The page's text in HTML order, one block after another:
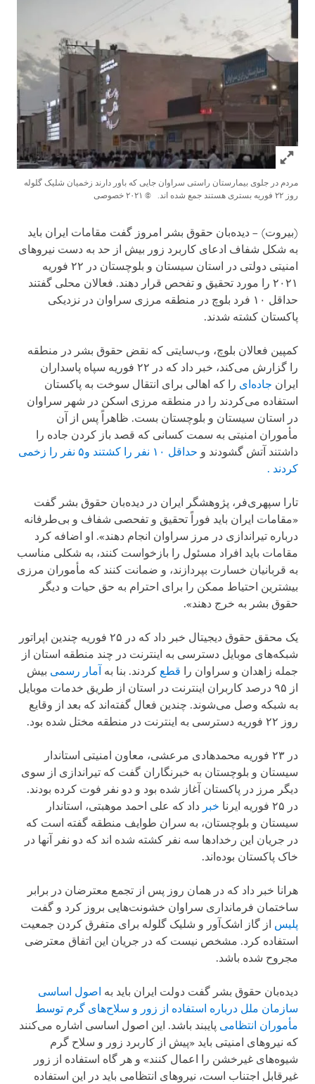
Click to expand Image
مردم در جلوی بیمارستان راستی سراوان جایی که باور دارند زخمیان شلیک گلوله
روز ۲۲ فوریه بستری هستند جمع شده اند.
© ٢٠٢١ خصوصی
(بیروت) – دیده‌بان حقوق بشر امروز گفت مقامات ایران باید
به شکل شفاف ادعای کاربرد زور بیش از حد به دست نیروهای
امنیتی دولتی در استان سیستان و بلوچستان در ۲۲ فوریه
۲۰۲۱ را مورد تحقیق و تفحص قرار دهند. فعالان محلی گفتند
حداقل ۱۰ فرد بلوچ در منطقه مرزی سراوان در نزدیکی
پاکستان کشته شدند.
کمپین فعالان بلوچ، وب‌سایتی که نقض حقوق بشر در منطقه
را گزارش می‌کند، خبر داد که در ۲۲ فوریه سپاه پاسداران
ایران جاده‌ای را که اهالی برای انتقال سوخت به پاکستان
استفاده می‌کردند را در منطقه مرزی اسکن در شهر سراوان
در استان سیستان و بلوچستان بست. ظاهراً پس از آن
مأموران امنیتی به سمت کسانی که قصد باز کردن جاده را
داشتند آتش گشودند و
حداقل ۱۰ نفر را کشتند و۵ نفر را زخمی
کردند .
تارا سپهری‌فر، پژوهشگر ایران در دیده‌بان حقوق بشر گفت
«مقامات ایران باید فوراً تحقیق و تفحصی شفاف و بی‌طرفانه
درباره تیراندازی در مرز سراوان انجام دهند». او اضافه کرد
مقامات باید افراد مسئول را بازخواست کنند، به شکلی مناسب
به قربانیان خسارت بپردازند، و ضمانت کنند که مأموران مرزی
بیشترین احتیاط ممکن را برای احترام به حق حیات و دیگر
حقوق بشر به خرج دهند».
یک محقق حقوق دیجیتال خبر داد که در ۲۵ فوریه چندین اپراتور
شبکه‌های موبایل دسترسی به اینترنت در چند منطقه استان از
جمله زاهدان و سراوان را قطع کردند. بنا به آمار رسمی بیش
از ۹۵ درصد کاربران اینترنت در استان از طریق خدمات موبایل
به شبکه وصل می‌شوند. چندین فعال گفته‌اند که بعد از وقایع
روز ۲۲ فوریه دسترسی به اینترنت در منطقه مختل شده بود.
در ۲۳ فوریه محمدهادی مرعشی، معاون امنیتی استاندار
سیستان و بلوچستان به خبرنگاران گفت که تیراندازی از سوی
دیگر مرز در پاکستان آغاز شده بود و دو نفر فوت کرده بودند.
در ۲۵ فوریه ایرنا
خبر داد که علی احمد موهبتی، استاندار
سیستان و بلوچستان، به سران طوایف منطقه گفته است که
در جریان این رخدادها سه نفر کشته شده اند که دو نفر آنها در
خاک پاکستان بوده‌اند.
هرانا خبر داد که در همان روز پس از تجمع معترضان در برابر
ساختمان فرمانداری سراوان خشونت‌هایی بروز کرد و گفت
پلیس از گاز اشک‌آور و شلیک گلوله برای متفرق کردن جمعیت
استفاده کرد. مشخص نیست که در جریان این اتفاق معترضی
مجروح شده باشد.
دیده‌بان حقوق بشر گفت دولت ایران باید به اصول اساسی
سازمان ملل درباره استفاده از زور و سلاح‌های گرم توسط
مأموران انتظامی پایبند باشد. این اصول اساسی اشاره می‌کنند
که نیروهای امنیتی باید «پیش از کاربرد زور و سلاح گرم
شیوه‌های غیرخشن را اعمال کنند» و هر گاه استفاده از زور
غیرقابل اجتناب است، نیروهای انتظامی باید در این استفاده